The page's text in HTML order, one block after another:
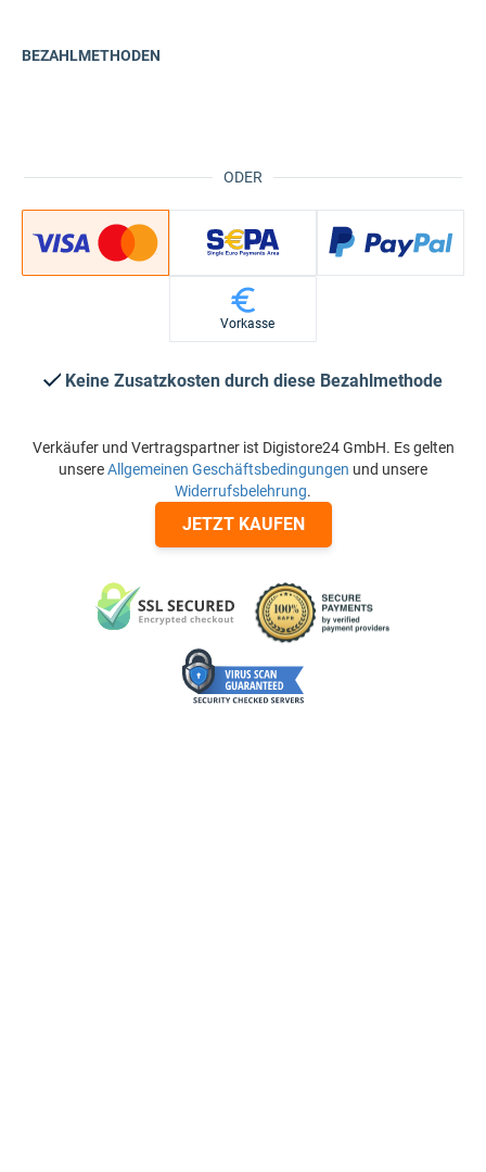
ODER
BEZAHLMETHODEN
Vorkasse
Keine Zusatzkosten durch diese Bezahlmethode
Verkäufer und Vertragspartner ist Digistore24 GmbH. Es gelten
unsereAllgemeinen Geschäftsbedingungen und unsere
Widerrufsbelehrung.
JETZT KAUFEN